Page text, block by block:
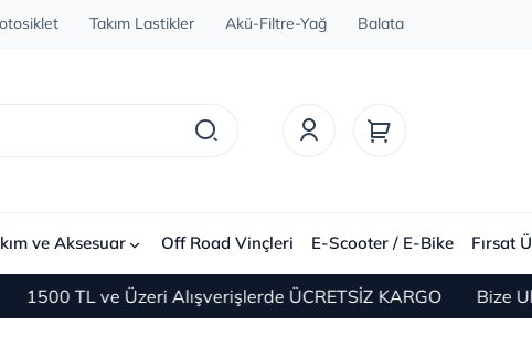
Takım Lastikler Akü-Filtre-Yağ Balata
ve Aksesuar Off Road Vinçleri E-Scooter / E-Bike Fırsat
ve Üzeri Alışverişlerde ÜCRETSİZ KARGO Bize Ulaşın